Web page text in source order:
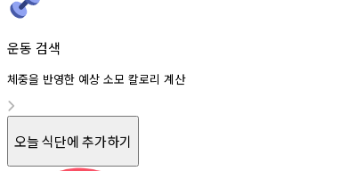
운동 검색
체중을 반영한 예상 소모 칼로리 계산
오늘 식단에 추가하기